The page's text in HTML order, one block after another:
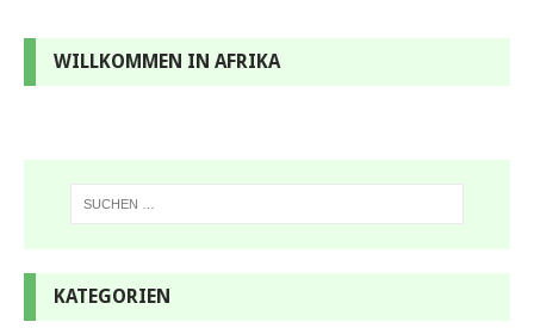
WILLKOMMEN IN AFRIKA
KATEGORIEN